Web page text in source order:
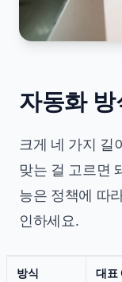
자동화
크게 네 가지 길
맞는 걸 고르면
능은 정책에 따
인하세요.
방식 대표